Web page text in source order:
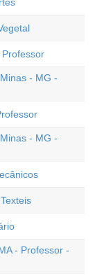
- MG -
- MG -
- Professor -